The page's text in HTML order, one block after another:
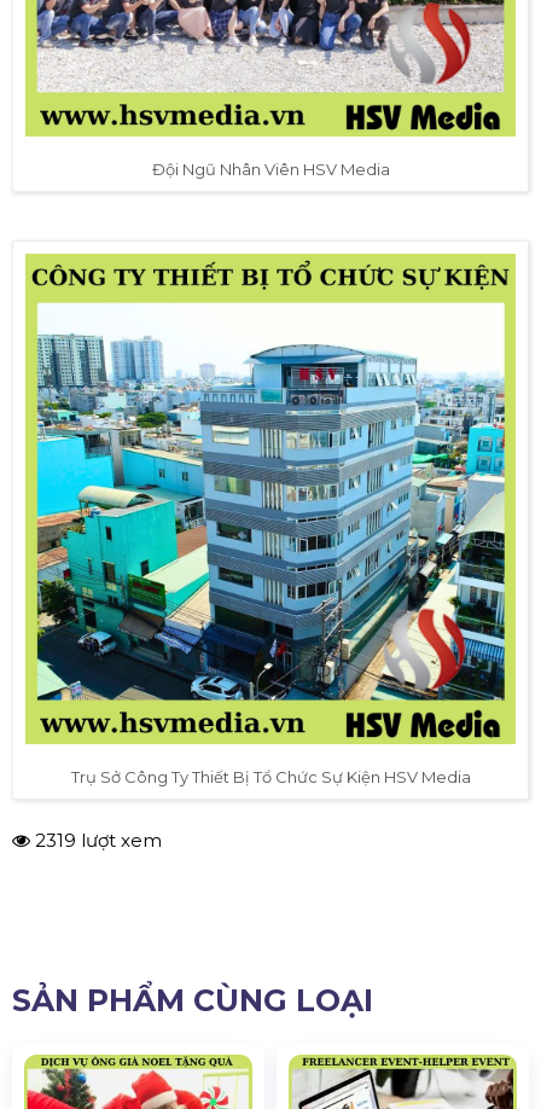
Đội Ngũ Nhân Viên HSV Media
Trụ Sở Công Ty Thiết Bị Tổ Chức Sự Kiện HSV Media
2319 lượt xem
SẢN PHẨM CÙNG LOẠI